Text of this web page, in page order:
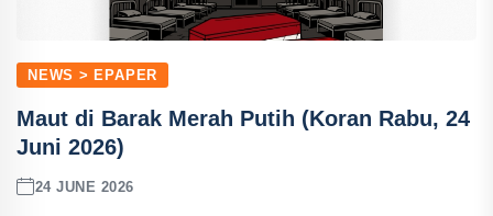
NEWS > EPAPER
Maut di Barak Merah Putih (Koran Rabu, 24
Juni 2026)
24 JUNE 2026